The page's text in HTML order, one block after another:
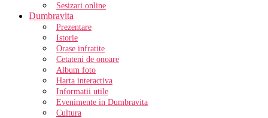
Sesizari online
Dumbravita
Prezentare
Istorie
Orase infratite
Cetateni de onoare
Album foto
Harta interactiva
Informatii utile
Evenimente in Dumbravita
Cultura